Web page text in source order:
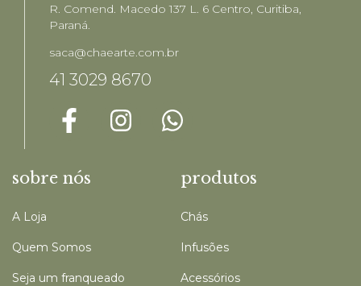
R. Comend. Macedo 137 L. 6 Centro, Curitiba,
Paraná.
saca@chaearte.com.br
41 3029 8670
sobre nós
A Loja
Quem Somos
Seja um franqueado
produtos
Chás
Infusões
Acessórios